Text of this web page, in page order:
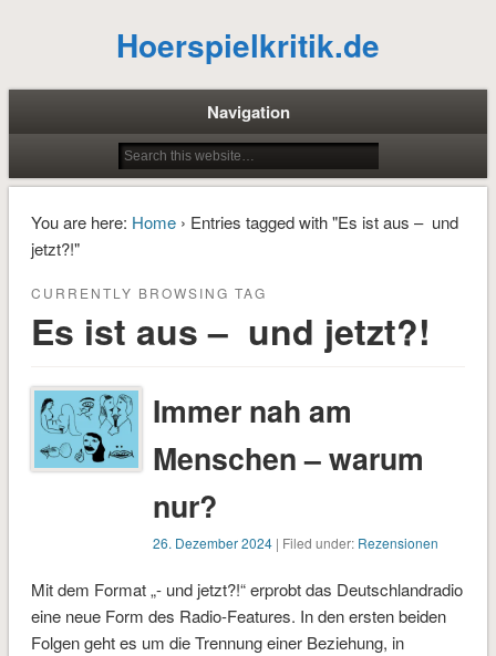
Hoerspielkritik.de
Navigation
You are here: Home› Entries tagged with "Es ist aus – und
jetzt?!"
CURRENTLY BROWSING TAG
Es ist aus – und jetzt?!
Immer nah am
Menschen – warum
nur?
26. Dezember 2024 | Filed under: Rezensionen
Mit dem Format „- und jetzt?!“ erprobt das Deutschlandradio
eine neue Form des Radio-Features. In den ersten beiden
Folgen geht es um die Trennung einer Beziehung, in